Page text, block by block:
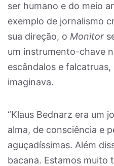
ser humano e do meio
exemplo de jornalismo
sua direção, o Monitor
um instrumento-chave
escândalos e
imaginava.
“Klaus Bednarz era um
alma, de consciência e
aguçadíssimas. Além
bacana. Estamos muito